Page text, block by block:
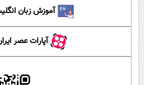
آموزش زبان
آپارات عصر